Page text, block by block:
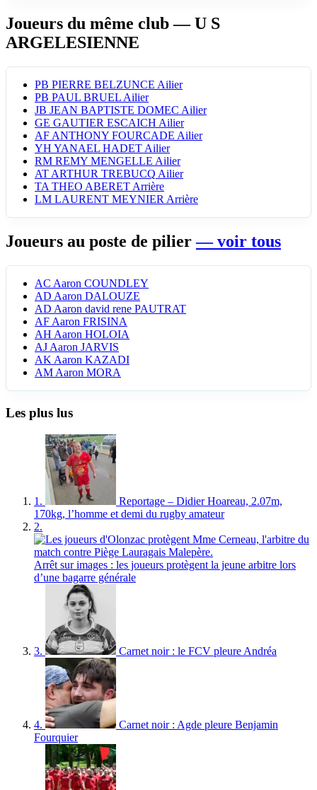
Joueurs du même club— U S
ARGELESIENNE
PB PIERRE BELZUNCE Ailier
PB PAUL BRUEL Ailier
JB JEAN BAPTISTE DOMEC Ailier
GE GAUTIER ESCAICH Ailier
AF ANTHONY FOURCADE Ailier
YH YANAEL HADET Ailier
RM REMY MENGELLE Ailier
AT ARTHUR TREBUCQ Ailier
TA THEO ABERET Arrière
LM LAURENT MEYNIER Arrière
Joueurs au poste de pilier— voir tous
AC Aaron COUNDLEY
AD Aaron DALOUZE
AD Aaron david rene PAUTRAT
AF Aaron FRISINA
AH Aaron HOLOIA
AJ Aaron JARVIS
AK Aaron KAZADI
AM Aaron MORA
Les plus lus
1.
Reportage – Didier Hoareau, 2.07m,
170kg, l’homme et demi du rugby amateur
2.
Arrêt sur images : les joueurs protègent la jeune arbitre lors
d’une bagarre générale
3. Carnet noir : le FCV pleure Andréa
4.
Carnet noir : Agde pleure Benjamin
Fourquier